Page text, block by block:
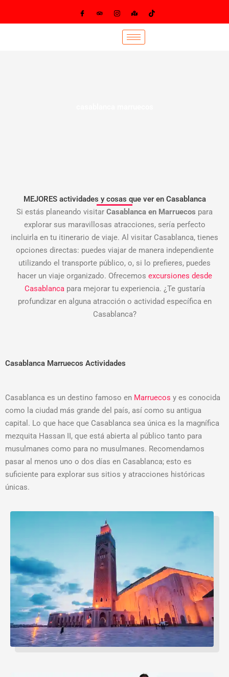
MEJORES actividades y cosas que ver en Casablanca
Si estás planeando visitar Casablanca en Marruecos para
explorar sus maravillosas atracciones, sería perfecto
incluirla en tu itinerario de viaje. Al visitar Casablanca, tienes
opciones directas: puedes viajar de manera independiente
utilizando el transporte público, o, si lo prefieres, puedes
hacer un viaje organizado. Ofrecemos excursiones desde
Casablancapara mejorar tu experiencia. ¿Te gustaría
profundizar en alguna atracción o actividad específica en
Casablanca?
Casablanca Marruecos Actividades
Casablanca es un destino famoso en Marruecos y es conocida
como la ciudad más grande del país, así como su antigua
capital. Lo que hace que Casablanca sea única es la magnífica
mezquita Hassan II, que está abierta al público tanto para
musulmanes como para no musulmanes. Recomendamos
pasar al menos uno o dos días en Casablanca; esto es
suficiente para explorar sus sitios y atracciones históricas
únicas.